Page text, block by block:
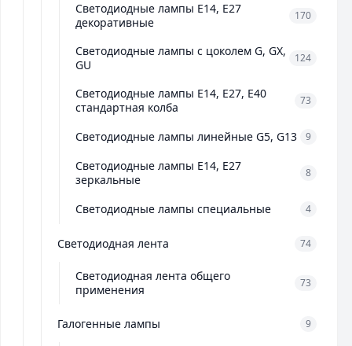
Светодиодные лампы E14, E27
декоративные
170
Светодиодные лампы с цоколем G, GX,
GU
124
Светодиодные лампы E14, E27, E40
стандартная колба
73
Светодиодные лампы линейные G5, G13 9
Светодиодные лампы E14, E27
зеркальные
8
Светодиодные лампы специальные 4
Светодиодная лента 74
Светодиодная лента общего
применения
73
Галогенные лампы 9